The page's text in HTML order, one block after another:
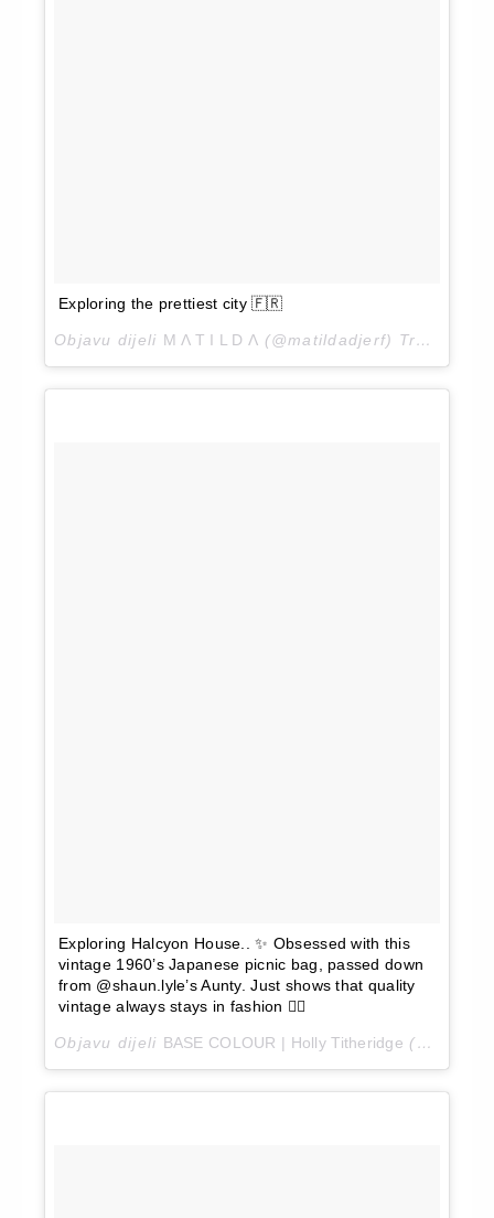
Exploring the prettiest city 🇫🇷
Objavu dijeli M Λ T I L D Λ (@matildadjerf) Tra 24, 2018 u 11:30 PDT
Exploring Halcyon House.. ✨ Obsessed with this
vintage 1960’s Japanese picnic bag, passed down
from @shaun.lyle’s Aunty. Just shows that quality
vintage always stays in fashion 👌🏼
Objavu dijeli BASE COLOUR | Holly Titheridge (@_hollyt)